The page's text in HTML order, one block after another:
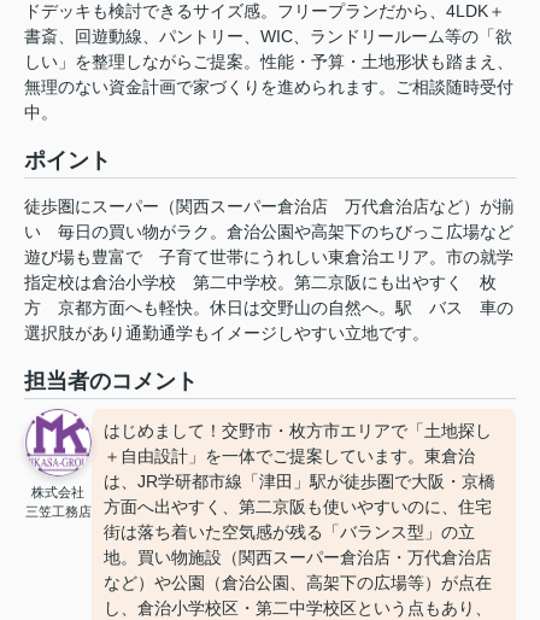
ドデッキも検討できるサイズ感。フリープランだから、4LDK＋
書斎、回遊動線、パントリー、WIC、ランドリールーム等の「欲
しい」を整理しながらご提案。性能・予算・土地形状も踏まえ、
無理のない資金計画で家づくりを進められます。ご相談随時受付
中。
ポイント
徒歩圏にスーパー（関西スーパー倉治店
万代倉治店など）が揃
い
毎日の買い物がラク。倉治公園や高架下のちびっこ広場など
遊び場も豊富で
子育て世帯にうれしい東倉治エリア。市の就学
指定校は倉治小学校
第二中学校。第二京阪にも出やすく
枚
方
京都方面へも軽快。休日は交野山の自然へ。駅 バス
車の
選択肢があり通勤通学もイメージしやすい立地です。
担当者のコメント
株式会社
三笠工務店
はじめまして！交野市・枚方市エリアで「土地探し
＋自由設計」を一体でご提案しています。東倉治
は、JR学研都市線「津田」駅が徒歩圏で大阪・京橋
方面へ出やすく、第二京阪も使いやすいのに、住宅
街は落ち着いた空気感が残る「バランス型」の立
地。買い物施設（関西スーパー倉治店・万代倉治店
など）や公園（倉治公園、高架下の広場等）が点在
し、倉治小学校区・第二中学校区という点もあり、